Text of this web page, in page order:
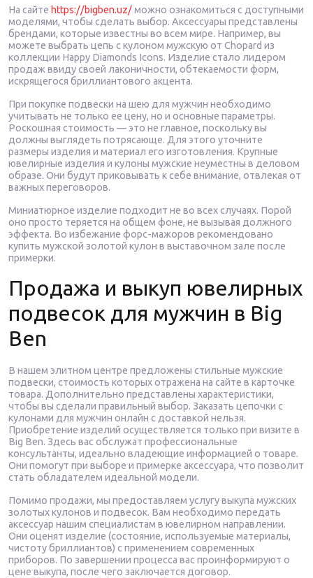
На сайте https://bigben.uz/можно ознакомиться с доступными
моделями, чтобы сделать выбор. Аксессуары представлены
брендами, которые известны во всем мире. Например, вы
можете выбрать цепь с кулоном мужскую от Chopard из
коллекции Happy Diamonds Icons. Изделие стало лидером
продаж ввиду своей лаконичности, обтекаемости форм,
искрящегося бриллиантового акцента.
При покупке подвески на шею для мужчин необходимо
учитывать не только ее цену, но и основные параметры.
Роскошная стоимость — это не главное, поскольку вы
должны выглядеть потрясающе. Для этого уточните
размеры изделия и материал его изготовления. Крупные
ювелирные изделия и кулоны мужские неуместны в деловом
образе. Они будут приковывать к себе внимание, отвлекая от
важных переговоров.
Миниатюрное изделие подходит не во всех случаях. Порой
оно просто теряется на общем фоне, не вызывая должного
эффекта. Во избежание форс-мажоров рекомендовано
купить мужской золотой кулон в выставочном зале после
примерки.
Продажа и выкуп ювелирных
подвесок для мужчин в Big
Ben
В нашем элитном центре предложены стильные мужские
подвески, стоимость которых отражена на сайте в карточке
товара. Дополнительно представлены характеристики,
чтобы вы сделали правильный выбор. Заказать цепочки с
кулонами для мужчин онлайн с доставкой нельзя.
Приобретение изделий осуществляется только при визите в
Big Ben. Здесь вас обслужат профессиональные
консультанты, идеально владеющие информацией о товаре.
Они помогут при выборе и примерке аксессуара, что позволит
стать обладателем идеальной модели.
Помимо продажи, мы предоставляем услугу выкупа мужских
золотых кулонов и подвесок. Вам необходимо передать
аксессуар нашим специалистам в ювелирном направлении.
Они оценят изделие (состояние, используемые материалы,
чистоту бриллиантов) с применением современных
приборов. По завершении процесса вас проинформируют о
цене выкупа, после чего заключается договор.